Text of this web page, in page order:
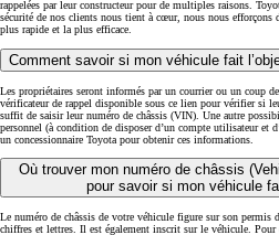
rappelées par leur constructeur pour de multiples raisons.
sécurité de nos clients nous tient à cœur, nous nous efforçons
plus rapide et la plus efficace.
Comment savoir si mon véhicule fait
Les propriétaires seront informés par un courrier ou un coup
vérificateur de rappel disponible sous ce lien pour vérifier si
suffit de saisir leur numéro de châssis (VIN). Une autre
personnel (à condition de disposer d’un compte utilisateur et
un concessionnaire Toyota pour obtenir ces informations.
Où trouver mon numéro de châssis
pour savoir si mon véhicule
Le numéro de châssis de votre véhicule figure sur son permis
chiffres et lettres. Il est également inscrit sur le véhicule. Pour